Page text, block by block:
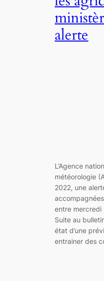
alerte
L’Agence
météorologie
2022, une
entre
Suite au
état d’une
entrainer des